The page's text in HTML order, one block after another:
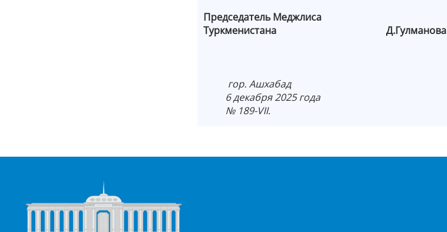
Председатель Меджлиса
Туркменистана Д.Гулманова
гор. Ашхабад
6 декабря 2025 года
№ 189-VII.